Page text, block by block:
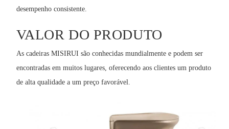
desempenho consistente.
VALOR DO PRODUTO
As cadeiras MISIRUI são conhecidas mundialmente e podem ser
encontradas em muitos lugares, oferecendo aos clientes um produto
de alta qualidade a um preço favorável.